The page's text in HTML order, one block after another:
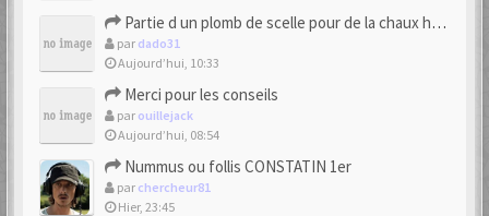
Partie d un plomb de scelle pour de la chaux hydraulique
par dado31
Aujourd’hui, 10:33
Merci pour les conseils
par ouillejack
Aujourd’hui, 08:54
Nummus ou follis CONSTATIN 1er
par chercheur81
Hier, 23:45